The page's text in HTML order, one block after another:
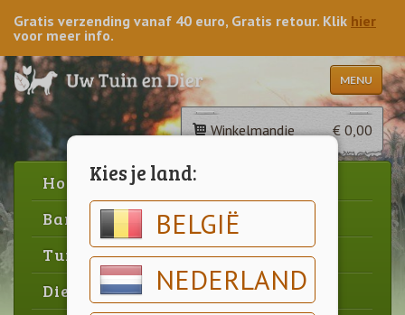
Kies je land:
BELGIË
NEDERLAND
Gratis verzending vanaf 40 euro, Gratis retour. Klik hier
voor meer info.
MENU
Winkelmandje € 0,00
Home
Barbecue
Tuin
Dier